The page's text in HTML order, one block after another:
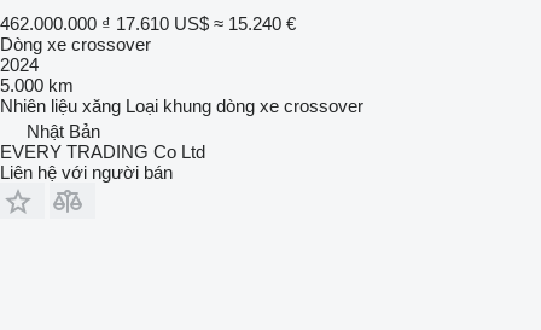
462.000.000 ₫ 17.610 US$ ≈ 15.240 €
Dòng xe crossover
2024
5.000 km
Nhiên liệu xăng Loại khung dòng xe crossover
Nhật Bản
EVERY TRADING Co Ltd
Liên hệ với người bán